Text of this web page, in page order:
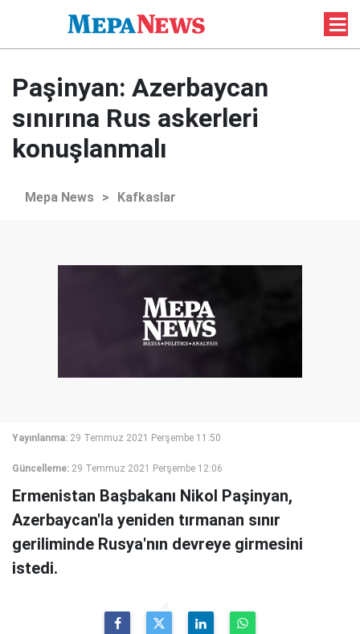
Paşinyan: Azerbaycan
sınırına Rus askerleri
konuşlanmalı
Mepa News > Kafkaslar
Yayınlanma: 29 Temmuz 2021 Perşembe 11:50
Güncelleme: 29 Temmuz 2021 Perşembe 12:06
Ermenistan Başbakanı Nikol Paşinyan,
Azerbaycan'la yeniden tırmanan sınır
geriliminde Rusya'nın devreye girmesini
istedi.